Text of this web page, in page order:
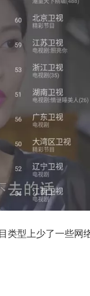
类型上少了一些